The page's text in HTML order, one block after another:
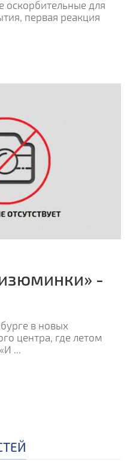
оскорбительные для
первая реакция
-
в новых
центра, где летом
...